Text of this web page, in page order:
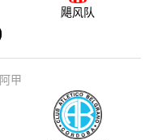
飓风队
阿甲